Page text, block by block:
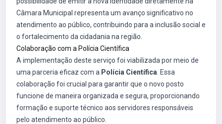
Câmara Municipal representa um avanço significativo no
atendimento ao público, contribuindo para a inclusão social e
o fortalecimento da cidadania na região.
Colaboração com a Polícia Científica
A implementação deste serviço foi viabilizada por meio de
uma parceria eficaz com a Polícia Científica . Essa
colaboração foi crucial para garantir que o novo posto
funcione de maneira organizada e segura, proporcionando
formação e suporte técnico aos servidores responsáveis
pelo atendimento ao público.